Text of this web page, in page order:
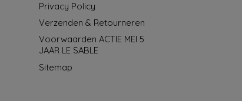
Privacy Policy
Verzenden & Retourneren
Voorwaarden ACTIE MEI 5
JAAR LE SABLE
Sitemap